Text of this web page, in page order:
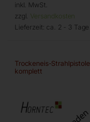
inkl. MwSt.
zzgl. Versandkosten
Lieferzeit: ca. 2 - 3 Tage
Trockeneis-Strahlpistole
komplett